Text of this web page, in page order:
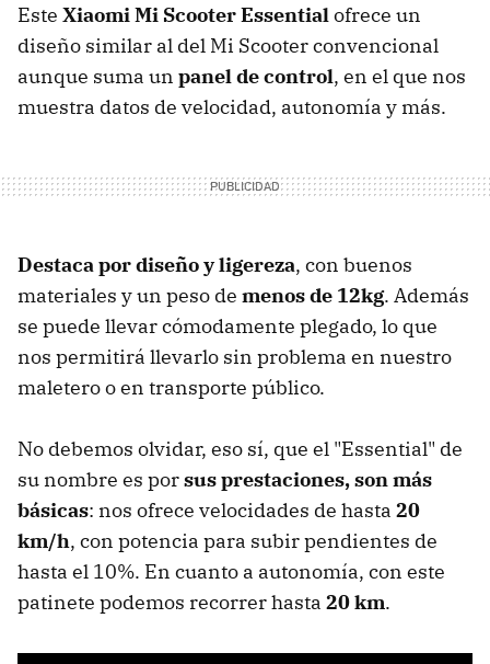
Este Xiaomi Mi Scooter Essentialofrece un
diseño similar al del Mi Scooter convencional
aunque suma un panel de control, en el que nos
muestra datos de velocidad, autonomía y más.
Destaca por diseño y ligereza, con buenos
materiales y un peso de menos de 12kg. Además
se puede llevar cómodamente plegado, lo que
nos permitirá llevarlo sin problema en nuestro
maletero o en transporte público.
No debemos olvidar, eso sí, que el "Essential" de
su nombre es porsus prestaciones, son más
básicas: nos ofrece velocidades de hasta 20
km/h, con potencia para subir pendientes de
hasta el 10%. En cuanto a autonomía, con este
patinete podemos recorrer hasta 20 km.